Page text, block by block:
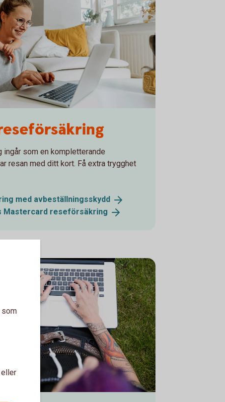
som en kompletterande
resan med ditt kort. Få extra trygghet
med avbeställningsskydd
Mastercard reseförsäkring
som